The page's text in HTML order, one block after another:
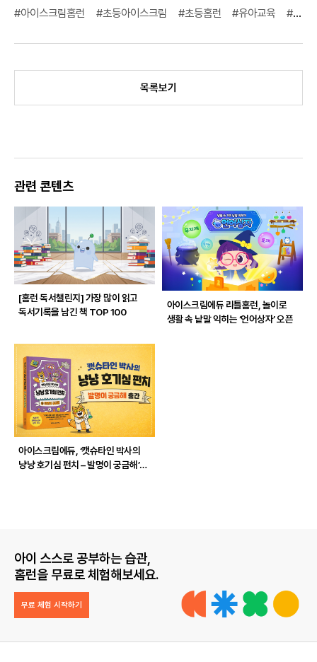
#아이스크림홈런 #초등아이스크림 #초등홈런 #유아교육 #칭얼거리는아이
목록보기
관련 콘텐츠
[홈런 독서챌린지]가장 많이 읽고
독서기록을 남긴 책 TOP 100
아이스크림에듀 리틀홈런, 놀이로
생활 속 낱말 익히는 ‘언어상자’ 오픈
아이스크림에듀, ‘캣슈타인 박사의
냥냥 호기심 펀치 – 발명이 궁금해’
아이 스스로 공부하는 습관,
홈런을 무료로 체험해보세요.
무료 체험 시작하기